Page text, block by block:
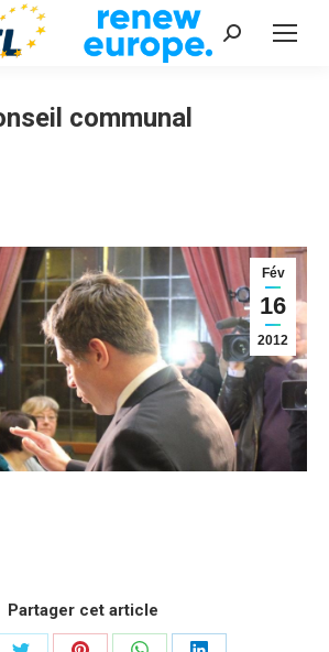
Recherche
communal
Fév
16
2012
Partager cet article